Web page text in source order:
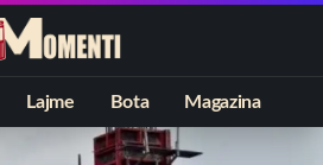
Lajme Bota Magazina